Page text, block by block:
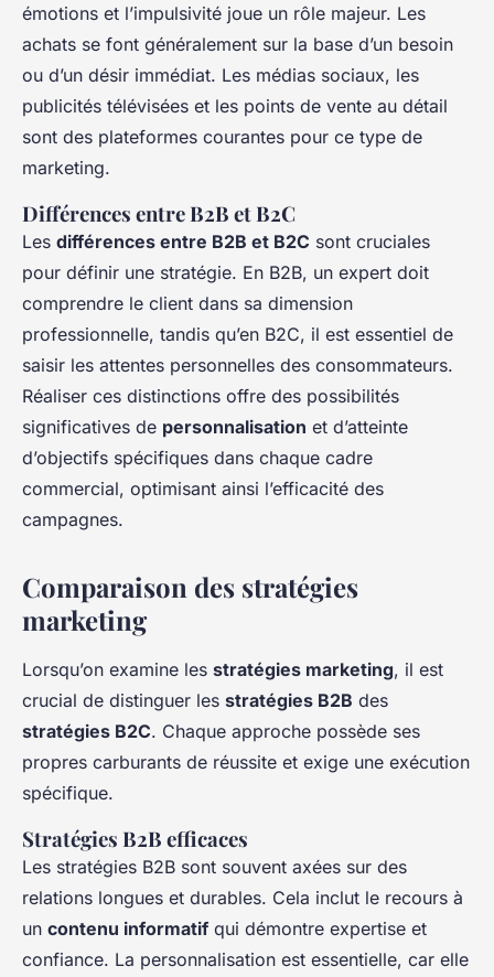
émotions et l’impulsivité joue un rôle majeur. Les
achats se font généralement sur la base d’un besoin
ou d’un désir immédiat. Les médias sociaux, les
publicités télévisées et les points de vente au détail
sont des plateformes courantes pour ce type de
marketing.
Différences entre B2B et B2C
Les différences entre B2B et B2C sont cruciales
pour définir une stratégie. En B2B, un expert doit
comprendre le client dans sa dimension
professionnelle, tandis qu’en B2C, il est essentiel de
saisir les attentes personnelles des consommateurs.
Réaliser ces distinctions offre des possibilités
significatives de personnalisation et d’atteinte
d’objectifs spécifiques dans chaque cadre
commercial, optimisant ainsi l’efficacité des
campagnes.
Comparaison des stratégies
marketing
Lorsqu’on examine les stratégies marketing, il est
crucial de distinguer les stratégies B2B des
stratégies B2C. Chaque approche possède ses
propres carburants de réussite et exige une exécution
spécifique.
Stratégies B2B efficaces
Les stratégies B2B sont souvent axées sur des
relations longues et durables. Cela inclut le recours à
un contenu informatif qui démontre expertise et
confiance. La personnalisation est essentielle, car elle